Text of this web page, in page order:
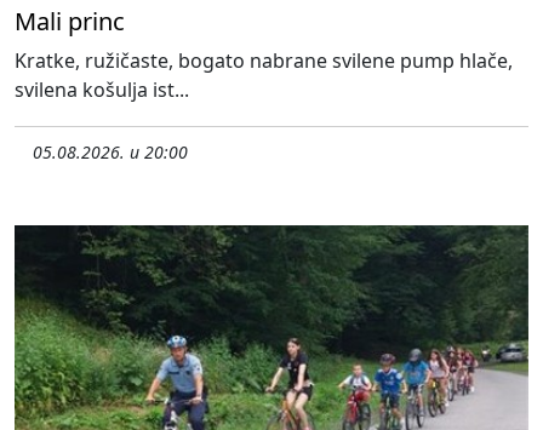
Mali princ
Kratke, ružičaste, bogato nabrane svilene pump hlače,
svilena košulja ist...
05.08.2026. u 20:00